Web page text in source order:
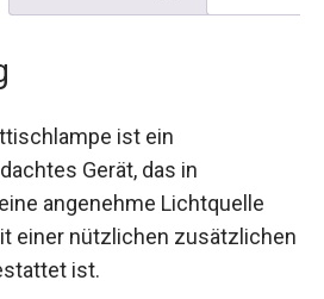
ist ein
Gerät, das in
angenehme Lichtquelle
einer nützlichen zusätzlichen
ist.